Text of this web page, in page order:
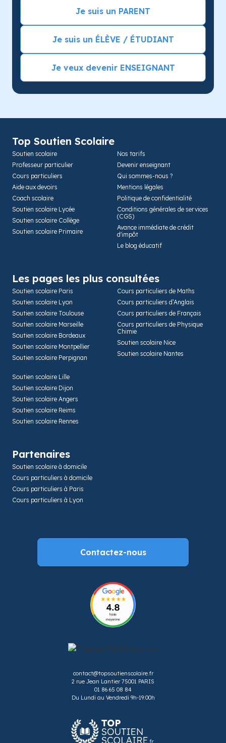
Je suis un PARENT
Je suis un ÉLÈVE / ÉTUDIANT
Je veux devenir ENSEIGNANT
Top Soutien Scolaire
Soutien scolaire
Professeur particulier
Cours particuliers
Aide aux devoirs
Coach scolaire
Soutien scolaire Lycée
Soutien scolaire Collège
Soutien scolaire Primaire
Nos tarifs
Devenir enseignant
Qui sommes-nous ?
Mentions légales
Politique de confidentialité
Conditions générales de services
(CGS)
Avance immédiate de crédit
d'impôt
Le blog éducatif
Les pages les plus consultées
Soutien scolaire Paris
Soutien scolaire Lyon
Soutien scolaire Toulouse
Soutien scolaire Marseille
Soutien scolaire Bordeaux
Soutien scolaire Montpellier
Soutien scolaire Perpignan
Cours particuliers de Maths
Cours particuliers d’Anglais
Cours particuliers de Français
Cours particuliers de Physique
Chimie
Soutien scolaire Nice
Soutien scolaire Nantes
Soutien scolaire Lille
Soutien scolaire Dijon
Soutien scolaire Angers
Soutien scolaire Reims
Soutien scolaire Rennes
Partenaires
Soutien scolaire à domicile
Cours particuliers à domicile
Cours particuliers à Paris
Cours particuliers à Lyon
contact@topsoutienscolaire.fr
2 rue Jean Lantier 75001 PARIS
01 86 65 08 84
Du Lundi au Vendredi 9h-19:00h
Contactez-nous